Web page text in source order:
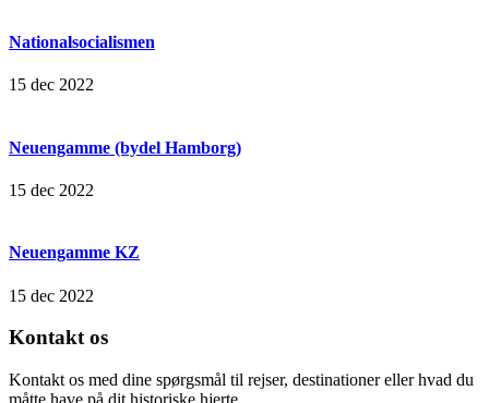
Nationalsocialismen
15 dec 2022
Neuengamme (bydel Hamborg)
15 dec 2022
Neuengamme KZ
15 dec 2022
Kontakt os
Kontakt os med dine spørgsmål til rejser, destinationer eller hvad du
måtte have på dit historiske hjerte.